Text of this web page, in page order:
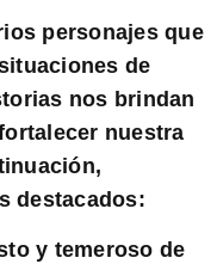
personajes que
de
nos brindan
nuestra
destacados:
y temeroso de